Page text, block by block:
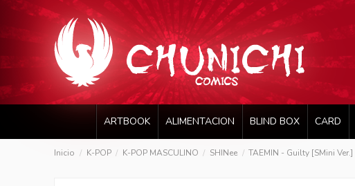
ARTBOOK ALIMENTACION BLIND BOX CARD
Inicio K-POP K-POP MASCULINO SHINee TAEMIN - Guilty [SMini Ver.]